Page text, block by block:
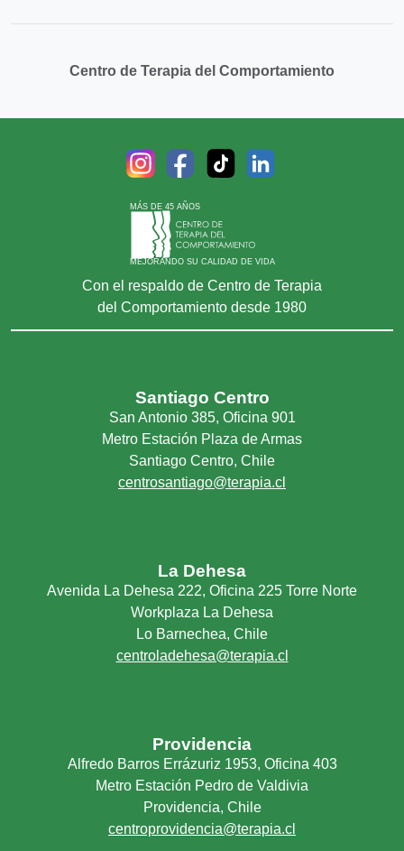
Centro de Terapia del Comportamiento
MÁS DE 45 AÑOS
MEJORANDO SU CALIDAD DE VIDA
Con el respaldo de Centro de Terapia
del Comportamiento desde 1980
Santiago Centro
San Antonio 385, Oficina 901
Metro Estación Plaza de Armas
Santiago Centro, Chile
centrosantiago@terapia.cl
La Dehesa
Avenida La Dehesa 222, Oficina 225 Torre Norte
Workplaza La Dehesa
Lo Barnechea, Chile
centroladehesa@terapia.cl
Providencia
Alfredo Barros Errázuriz 1953, Oficina 403
Metro Estación Pedro de Valdivia
Providencia, Chile
centroprovidencia@terapia.cl